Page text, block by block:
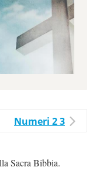
Numeri 2 3
Sacra Bibbia.